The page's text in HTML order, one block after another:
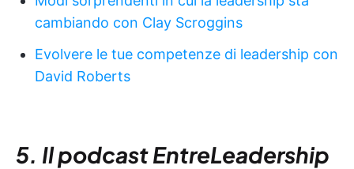
cambiando con Clay Scroggins
Evolvere le tue competenze di leadership con
David Roberts
5. Il podcast EntreLeadership